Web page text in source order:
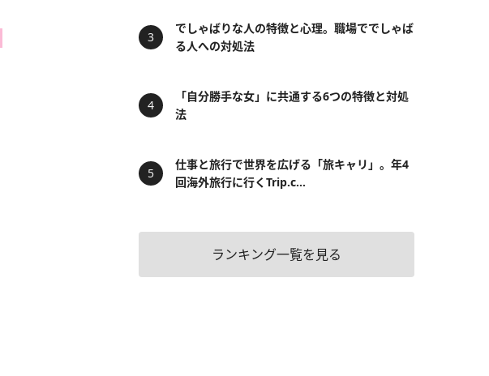
でしゃばりな人の特徴と心理。職場ででしゃば
る人への対処法
「自分勝手な女」に共通する6つの特徴と対処
法
仕事と旅行で世界を広げる「旅キャリ」。年4
回海外旅行に行くTrip.c...
ランキング一覧を見る